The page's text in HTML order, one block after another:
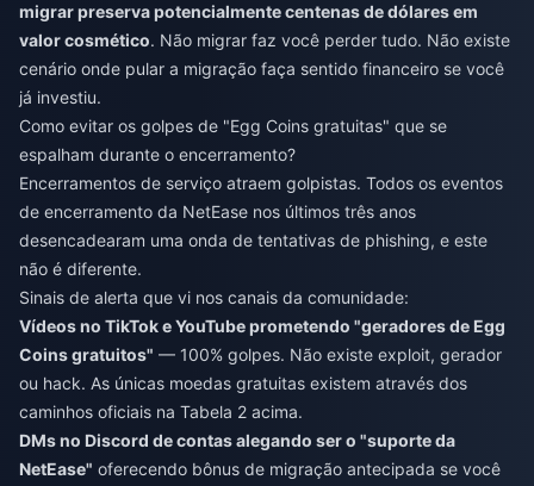
migrar preserva potencialmente centenas de dólares em
valor cosmético. Não migrar faz você perder tudo. Não existe
cenário onde pular a migração faça sentido financeiro se você
já investiu.
Como evitar os golpes de "Egg Coins gratuitas" que se
espalham durante o encerramento?
Encerramentos de serviço atraem golpistas. Todos os eventos
de encerramento da NetEase nos últimos três anos
desencadearam uma onda de tentativas de phishing, e este
não é diferente.
Sinais de alerta que vi nos canais da comunidade:
Vídeos no TikTok e YouTube prometendo "geradores de Egg
Coins gratuitos" — 100% golpes. Não existe exploit, gerador
ou hack. As únicas moedas gratuitas existem através dos
caminhos oficiais na Tabela 2 acima.
DMs no Discord de contas alegando ser o "suporte da
NetEase" oferecendo bônus de migração antecipada se você